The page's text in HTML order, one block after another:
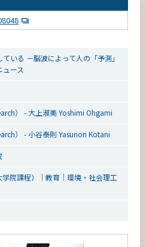
いる －脳波によって人の「予測」
ース
） - 大上淑美 Yoshimi Ohgami
） - 小谷泰則 Yasunori Kotani
院課程）｜教育｜環境・社会理工